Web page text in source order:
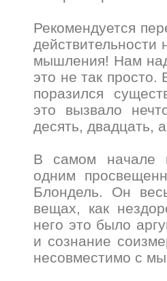
Рекомендуется
действительности
мышления! Нам
это не так просто.
поразился
это вызвало
десять, двадцать,
В самом начале
одним
Блондель. Он
вещах, как
него это было
и сознание
несовместимо с